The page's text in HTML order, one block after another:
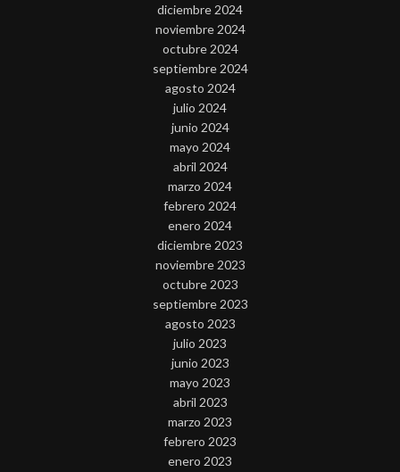
diciembre 2024
noviembre 2024
octubre 2024
septiembre 2024
agosto 2024
julio 2024
junio 2024
mayo 2024
abril 2024
marzo 2024
febrero 2024
enero 2024
diciembre 2023
noviembre 2023
octubre 2023
septiembre 2023
agosto 2023
julio 2023
junio 2023
mayo 2023
abril 2023
marzo 2023
febrero 2023
enero 2023